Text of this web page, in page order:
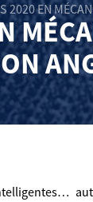
2020 EN